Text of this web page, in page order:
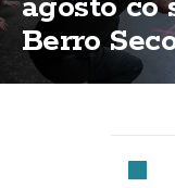
agosto co
Berro